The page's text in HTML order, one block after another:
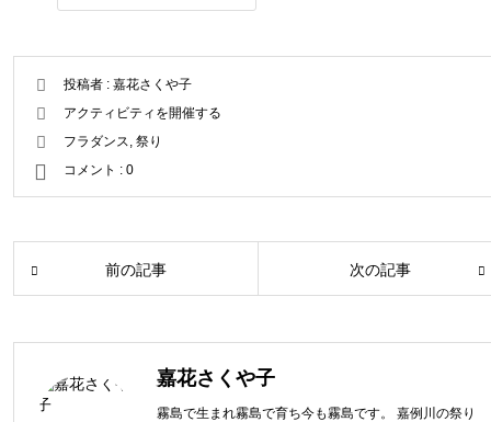
投稿者 : 嘉花さくや子
アクティビティを開催する
フラダンス, 祭り
コメント : 0
前の記事 次の記事
嘉花さくや子
霧島で生まれ霧島で育ち今も霧島です。 嘉例川の祭り